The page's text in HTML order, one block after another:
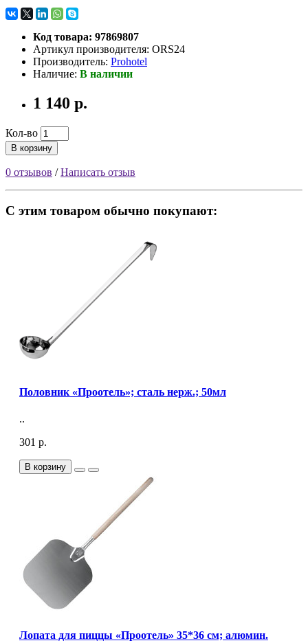
Код товара: 97869807
Артикул производителя: ORS24
Производитель: Prohotel
Наличие: В наличии
1 140 р.
Кол-во
В корзину
0 отзывов /Написать отзыв
С этим товаром обычно покупают:
Половник «Проотель»; сталь нерж.; 50мл
..
301 р.
В корзину
Лопата для пиццы «Проотель» 35*36 см; алюмин.